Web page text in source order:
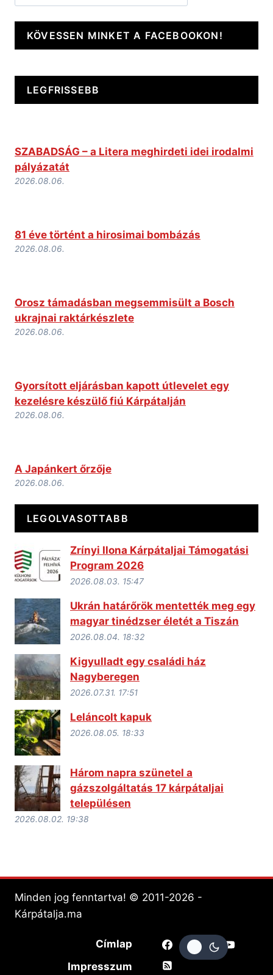
KÖVESSEN MINKET A FACEBOOKON!
LEGFRISSEBB
SZABADSÁG – a Litera meghirdeti idei irodalmi
pályázatát
2026.08.06.
81 éve történt a hirosimai bombázás
2026.08.06.
Orosz támadásban megsemmisült a Bosch
ukrajnai raktárkészlete
2026.08.06.
Gyorsított eljárásban kapott útlevelet egy
kezelésre készülő fiú Kárpátalján
2026.08.06.
A Japánkert őrzője
2026.08.06.
LEGOLVASOTTABB
Zrínyi Ilona Kárpátaljai Támogatási
Program 2026
2026.08.03. 15:47
Ukrán határőrök mentették meg egy
magyar tinédzser életét a Tiszán
2026.08.04. 18:32
Kigyulladt egy családi ház
Nagyberegen
2026.07.31. 17:51
Leláncolt kapuk
2026.08.05. 18:33
Három napra szünetel a
gázszolgáltatás 17 kárpátaljai
településen
2026.08.02. 19:38
Minden jog fenntartva! © 2011-2026 -
Kárpátalja.ma
Címlap
Impresszum